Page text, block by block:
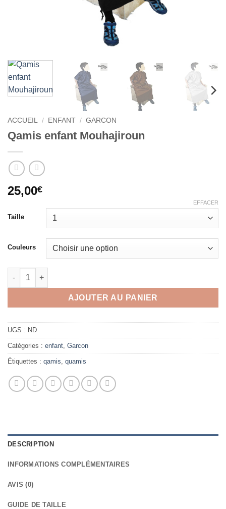
ACCUEIL / ENFANT / GARCON
Qamis enfant Mouhajiroun
25,00€
Taille
Couleurs
EFFACER
quantité de Qamis enfant Mouhajiroun
AJOUTER AU PANIER
UGS : ND
Catégories : enfant Garcon
Étiquettes : qamis quamis
DESCRIPTION
INFORMATIONS COMPLÉMENTAIRES
AVIS (0)
GUIDE DE TAILLE